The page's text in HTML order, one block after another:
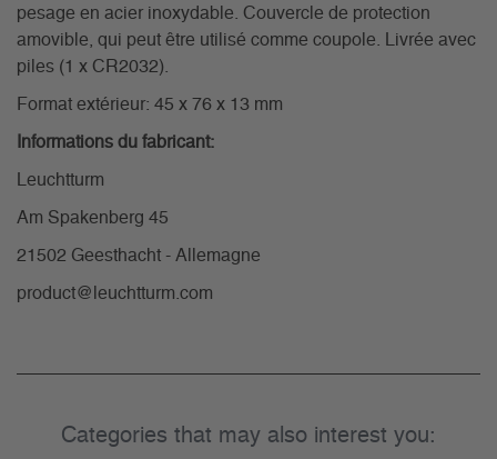
pesage en acier inoxydable. Couvercle de protection
amovible, qui peut être utilisé comme coupole. Livrée avec
piles (1 x CR2032).
Format extérieur: 45 x 76 x 13 mm
Informations du fabricant:
Leuchtturm
Am Spakenberg 45
21502 Geesthacht - Allemagne
product@leuchtturm.com
Categories that may also interest you: